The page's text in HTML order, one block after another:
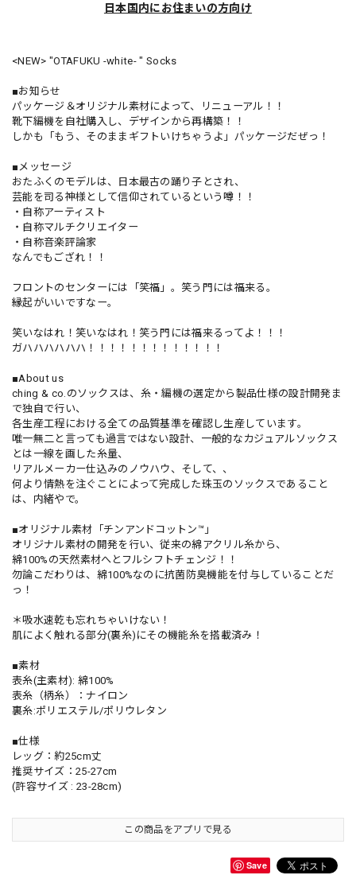
日本国内にお住まいの方向け
<NEW> "OTAFUKU -white- " Socks
■お知らせ
パッケージ＆オリジナル素材によって、リニューアル！！
靴下編機を自社購入し、デザインから再構築！！
しかも「もう、そのままギフトいけちゃうよ」パッケージだぜっ！
■メッセージ
おたふくのモデルは、日本最古の踊り子とされ、
芸能を司る神様として信仰されているという噂！！
・自称アーティスト
・自称マルチクリエイター
・自称音楽評論家
なんでもござれ！！
フロントのセンターには「笑福」。笑う門には福来る。
縁起がいいですなー。
笑いなはれ！笑いなはれ！笑う門には福来るってよ！！！
ガハハハハハハ！！！！！！！！！！！！！
■About us
ching & co.のソックスは、糸・編機の選定から製品仕様の設計開発ま
で独自で行い、
各生産工程における全ての品質基準を確認し生産しています。
唯一無二と言っても過言ではない設計、一般的なカジュアルソックス
とは一線を画した糸量、
リアルメーカー仕込みのノウハウ、そして、、
何より情熱を注ぐことによって完成した珠玉のソックスであること
は、内緒やで。
■オリジナル素材「チンアンドコットン™」
オリジナル素材の開発を行い、従来の綿アクリル糸から、
綿100%の天然素材へとフルシフトチェンジ！！
勿論こだわりは、綿100%なのに抗菌防臭機能を付与していることだ
っ！
＊吸水速乾も忘れちゃいけない！
肌によく触れる部分(裏糸)にその機能糸を搭載済み！
■素材
表糸(主素材): 綿100%
表糸（柄糸）：ナイロン
裏糸:ポリエステル/ポリウレタン
■仕様
レッグ：約25cm丈
推奨サイズ：25-27cm
(許容サイズ : 23-28cm)
この商品をアプリで見る
Save